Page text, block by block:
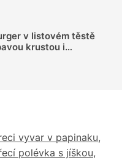
v listovém těstě
krustou i
vyvar v papinaku,
polévka s jíškou,